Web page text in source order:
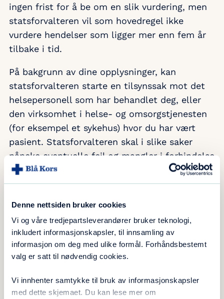
Denne nettsiden bruker cookies
Vi og våre tredjepartsleverandører bruker teknologi,
inkludert informasjonskapsler, til innsamling av
informasjon om deg med ulike formål. Forhåndsbestemt
valg er satt til nødvendig cookies.
Vi innhenter samtykke til bruk av informasjonskapsler
med dette skjemaet. Du kan lese mer om
ingen frist for å be om en slik vurdering, men
statsforvalteren vil som hovedregel ikke
vurdere hendelser som ligger mer enn fem år
tilbake i tid.
På bakgrunn av dine opplysninger, kan
statsforvalteren starte en tilsynssak mot det
helsepersonell som har behandlet deg, eller
den virksomhet i helse- og omsorgstjenesten
(for eksempel et sykehus) hvor du har vært
pasient. Statsforvalteren skal i slike saker
påpeke eventuelle feil og mangler i forbindelse
med behandlingen du har fått.
påpeke svikt. Helse- og omsorgstjenesten
bruker slike tilbakemeldinger til å bedre
kvaliteten på den helsehjelp som gis, og
redusere mulighetene for svikt i fremtiden.
ved å fortelle din historie til statsforvalteren,